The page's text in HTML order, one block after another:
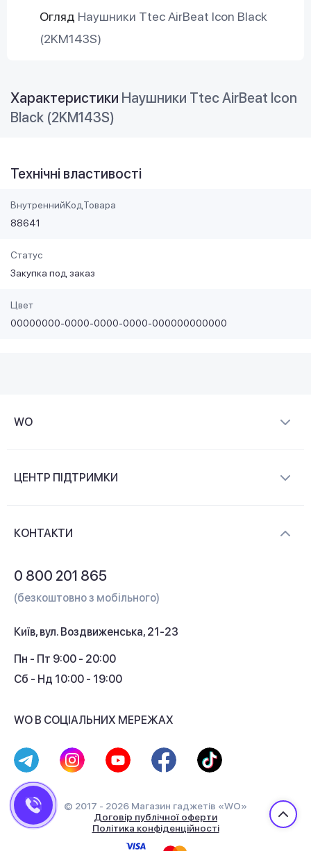
Огляд Наушники Ttec AirBeat Icon Black
(2KM143S)
Характеристики Наушники Ttec AirBeat Icon
Black (2KM143S)
Технічні властивості
ВнутреннийКодТовара
88641
Статус
Закупка под заказ
Цвет
00000000-0000-0000-0000-000000000000
WO
Контакти
ЦЕНТР ПІДТРИМКИ
Кешбек
КОНТАКТИ
0 800 201 865
(безкоштовно з мобільного)
Київ, вул. Воздвиженська, 21-23
Пн - Пт 9:00 - 20:00
Сб - Нд 10:00 - 19:00
WO В СОЦІАЛЬНИХ МЕРЕЖАХ
© 2017 - 2026 Магазин гаджетів «WO»
Договір публічної оферти
Політика конфіденційності